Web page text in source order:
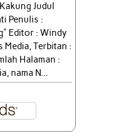
Judul
Penulis :
Editor : Windy
Media, Terbitan :
Halaman :
nama N...